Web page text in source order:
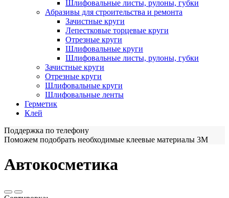
Шлифовальные листы, рулоны, губки
Абразивы для строительства и ремонта
Зачистные круги
Лепестковые торцевые круги
Отрезные круги
Шлифовальные круги
Шлифовальные листы, рулоны, губки
Зачистные круги
Отрезные круги
Шлифовальные круги
Шлифовальные ленты
Герметик
Клей
Поддержка по телефону
Поможем подобрать необходимые клеевые материалы 3М
Автокосметика